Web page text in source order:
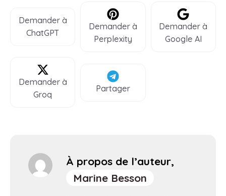
Demander à
ChatGPT
Demander à
Perplexity
Demander à
Google AI
Demander à
Groq
Partager
À propos de l’auteur,
Marine Besson